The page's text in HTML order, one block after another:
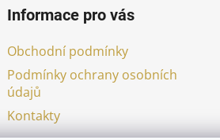
Informace pro vás
Obchodní podmínky
Podmínky ochrany osobních
údajů
Kontakty